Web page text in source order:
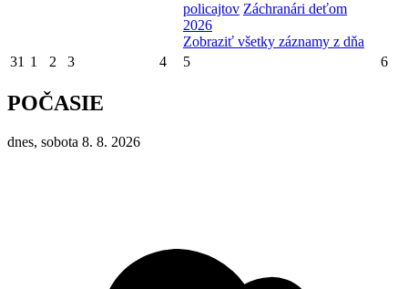
policajtov Záchranári deťom
2026
Zobraziť všetky záznamy z dňa
31 1 2 3 4 5 6
POČASIE
dnes, sobota 8. 8. 2026